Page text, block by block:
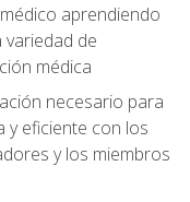
aprendiendo
de
médica
necesario para
y eficiente con los
y los miembros